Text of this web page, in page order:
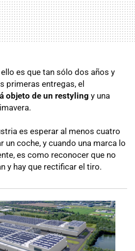
es que tan sólo dos años y
primeras entregas, el
objeto de un restyling y una
es esperar al menos cuatro
un coche, y cuando una marca lo
es como reconocer que no
y hay que rectificar el tiro.